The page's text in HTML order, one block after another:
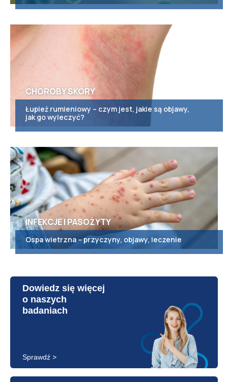
CHOROBY SKÓRY
Łupież rumieniowy – czym jest, jakie są objawy,
jak go wyleczyć?
INFEKCJE I PASOŻYTY
Ospa wietrzna – przyczyny, objawy, leczenie
Dowiedz się więcej
o naszych
badaniach
Sprawdź >